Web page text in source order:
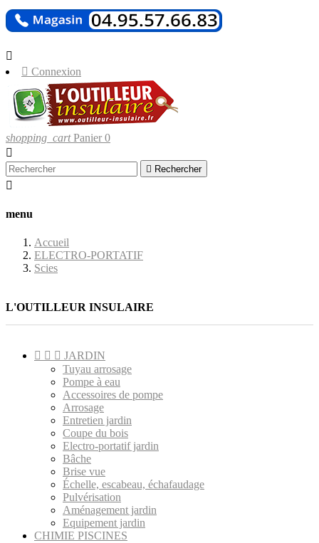

 Connexion
shopping_cart Panier 0

 Rechercher

menu
Accueil
ELECTRO-PORTATIF
Scies
L'OUTILLEUR INSULAIRE
   JARDIN
Tuyau arrosage
Pompe à eau
Accessoires de pompe
Arrosage
Entretien jardin
Coupe du bois
Electro-portatif jardin
Bâche
Brise vue
Échelle, escabeau, échafaudage
Pulvérisation
Aménagement jardin
Equipement jardin
CHIMIE PISCINES